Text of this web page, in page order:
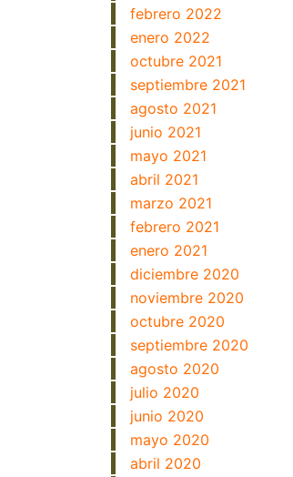
febrero 2022
enero 2022
octubre 2021
septiembre 2021
agosto 2021
junio 2021
mayo 2021
abril 2021
marzo 2021
febrero 2021
enero 2021
diciembre 2020
noviembre 2020
octubre 2020
septiembre 2020
agosto 2020
julio 2020
junio 2020
mayo 2020
abril 2020